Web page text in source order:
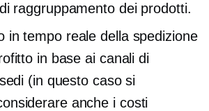
raggruppamento dei prodotti.
in tempo reale della spedizione
in base ai canali di
(in questo caso si
anche i costi